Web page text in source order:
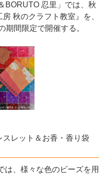
BORUTO 忍里」では、秋
秋のクラフト教室』を、
期間限定で開催する。
スレット＆お香・香り袋
は、様々な色のビーズを用